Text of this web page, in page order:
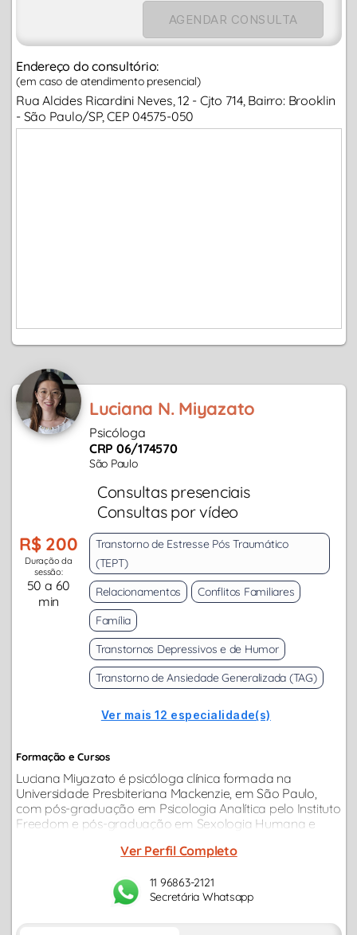
AGENDAR CONSULTA
Endereço do consultório:
(em caso de atendimento presencial)
Rua Alcides Ricardini Neves, 12 - Cjto 714, Bairro: Brooklin
- São Paulo/SP, CEP 04575-050
Luciana N. Miyazato
Psicóloga
CRP 06/174570
São Paulo
Consultas presenciais
Consultas por vídeo
R$ 200
Duração da
sessão:
50 a 60
min
Transtorno de Estresse Pós Traumático
(TEPT)
Relacionamentos
Conflitos Familiares
Família
Transtornos Depressivos e de Humor
Transtorno de Ansiedade Generalizada (TAG)
Ver mais 12 especialidade(s)
Formação e Cursos
Luciana Miyazato é psicóloga clínica formada na
Universidade Presbiteriana Mackenzie, em São Paulo,
com pós-graduação em Psicologia Analítica pelo Instituto
Freedom e pós-graduação em Sexologia Humana e
integralmente no atendimento clínico psicológico.
Ver Perfil Completo
11 96863-2121
Secretária Whatsapp